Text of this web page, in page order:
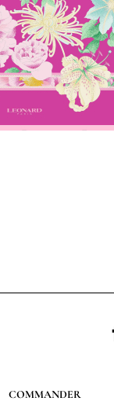
COMMANDER